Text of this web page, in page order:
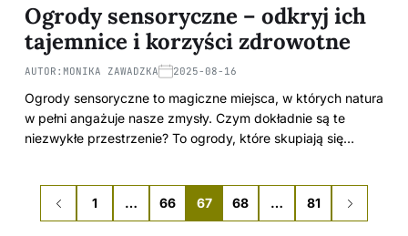
Ogrody sensoryczne – odkryj ich
tajemnice i korzyści zdrowotne
AUTOR: MONIKA ZAWADZKA 2025-08-16
Ogrody sensoryczne to magiczne miejsca, w których natura
w pełni angażuje nasze zmysły. Czym dokładnie są te
niezwykłe przestrzenie? To ogrody, które skupiają się…
1 … 66 67 68 … 81